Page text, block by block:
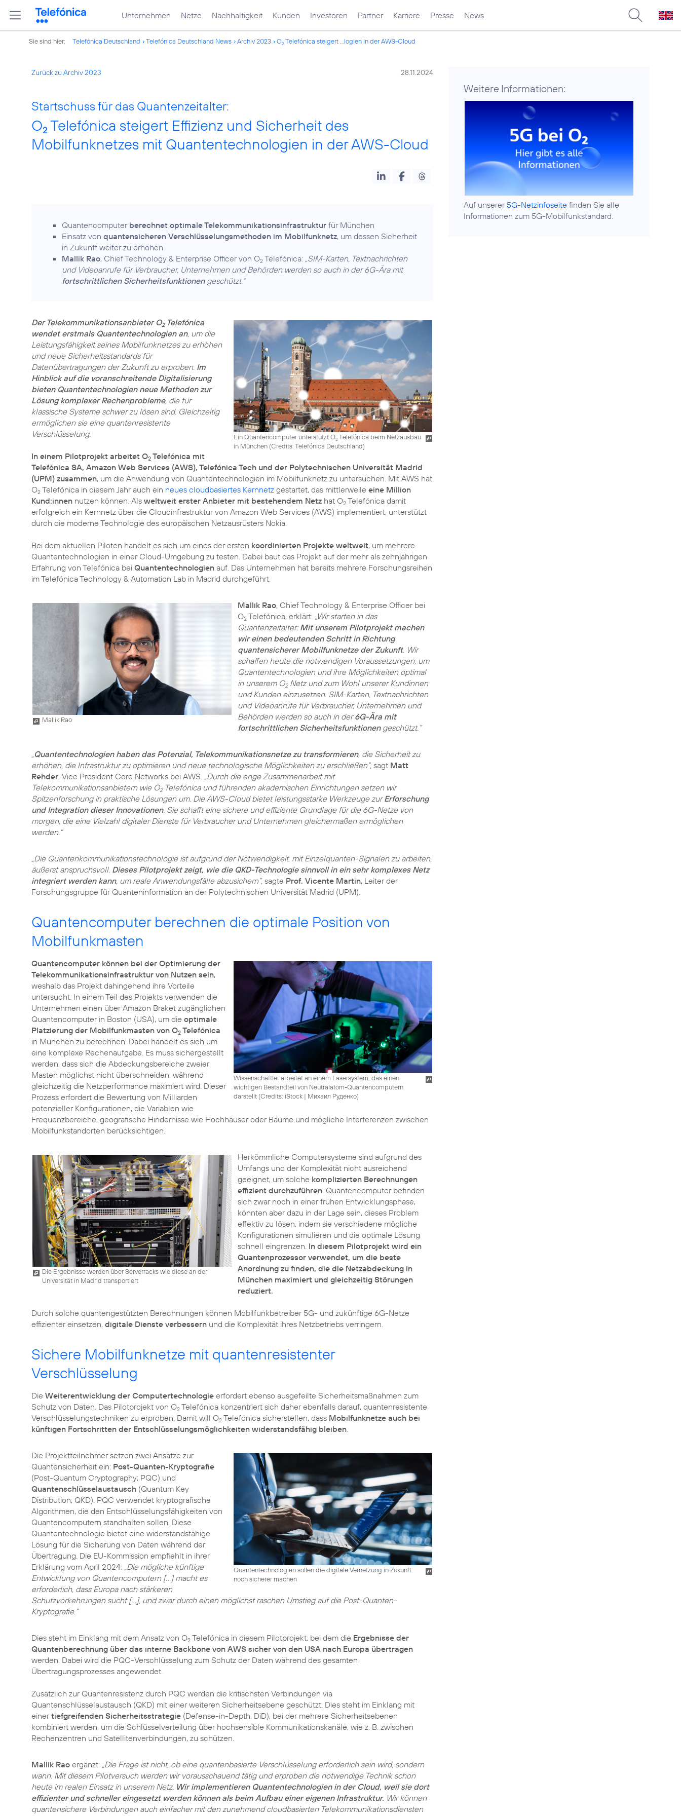
Unternehmen Netze Nachhaltigkeit Kunden Investoren Partner Karriere Presse News
Sie sind hier: Telefónica Deutschland Telefónica Deutschland News Archiv 2023 O2Telefónica steigert ...logien in der AWS-Cloud
Zurück zu Archiv 2023 28.11.2024
Startschuss für das Quantenzeitalter:
O2 Telefónica steigert Effizienz und Sicherheit des
Mobilfunknetzes mit Quantentechnologien in der AWS-Cloud
Quantencomputer berechnet optimale Telekommunikationsinfrastruktur für München
Einsatz von quantensicheren Verschlüsselungsmethoden im Mobilfunknetz, um dessen Sicherheit
in Zukunft weiter zu erhöhen
Mallik Rao, Chief Technology & Enterprise Officer von O2 Telefónica: „SIM-Karten, Textnachrichten
und Videoanrufe für Verbraucher, Unternehmen und Behörden werden so auch in der 6G-Ära mit
fortschrittlichen Sicherheitsfunktionengeschützt.“
Ein Quantencomputer unterstützt O2Telefónica beim Netzausbau
in München (Credits: Telefónica Deutschland)
Der Telekommunikationsanbieter O2Telefónica
wendet erstmals Quantentechnologien an, um die
Leistungsfähigkeit seines Mobilfunknetzes zu erhöhen
und neue Sicherheitsstandards für
Datenübertragungen der Zukunft zu erproben. Im
Hinblick auf die voranschreitende Digitalisierung
bieten Quantentechnologien neue Methoden zur
Lösung komplexer Rechenprobleme, die für
klassische Systeme schwer zu lösen sind. Gleichzeitig
ermöglichen sie eine quantenresistente
Verschlüsselung.
In einem Pilotprojekt arbeitet O2 Telefónica mit
Telefónica SA, Amazon Web Services (AWS), Telefónica Tech und der Polytechnischen Universität Madrid
(UPM) zusammen, um die Anwendung von Quantentechnologien im Mobilfunknetz zu untersuchen. Mit AWS hat
O2 Telefónica in diesem Jahr auch ein neues cloudbasiertes Kernnetz gestartet, das mittlerweile eine Million
Kund:innen nutzen können. Als weltweit erster Anbieter mit bestehendem Netz hat O2 Telefónica damit
erfolgreich ein Kernnetz über die Cloudinfrastruktur von Amazon Web Services (AWS) implementiert, unterstützt
durch die moderne Technologie des europäischen Netzausrüsters Nokia.
Bei dem aktuellen Piloten handelt es sich um eines der ersten koordinierten Projekte weltweit, um mehrere
Quantentechnologien in einer Cloud-Umgebung zu testen. Dabei baut das Projekt auf der mehr als zehnjährigen
Erfahrung von Telefónica bei Quantentechnologien auf. Das Unternehmen hat bereits mehrere Forschungsreihen
im Telefónica Technology & Automation Lab in Madrid durchgeführt.
Mallik Rao
Mallik Rao, Chief Technology & Enterprise Officer bei
O2Telefónica, erklärt: „Wir starten in das
Quantenzeitalter: Mit unserem Pilotprojekt machen
wir einen bedeutenden Schritt in Richtung
quantensicherer Mobilfunknetze der Zukunft. Wir
schaffen heute die notwendigen Voraussetzungen, um
Quantentechnologien und ihre Möglichkeiten optimal
in unserem O2Netz und zum Wohl unserer Kundinnen
und Kunden einzusetzen. SIM-Karten, Textnachrichten
und Videoanrufe für Verbraucher, Unternehmen und
Behörden werden so auch in der6G-Ära mit
fortschrittlichen Sicherheitsfunktionengeschützt.“
„Quantentechnologien haben das Potenzial, Telekommunikationsnetze zu transformieren, die Sicherheit zu
erhöhen, die Infrastruktur zu optimieren und neue technologische Möglichkeiten zu erschließen“, sagt Matt
Rehder, Vice President Core Networks bei AWS. „Durch die enge Zusammenarbeit mit
Telekommunikationsanbietern wie O2Telefónica und führenden akademischen Einrichtungen setzen wir
Spitzenforschung in praktische Lösungen um. Die AWS-Cloud bietet leistungsstarke Werkzeuge zurErforschung
und Integration dieser Innovationen. Sie schafft eine sichere und effiziente Grundlage für die 6G-Netze von
morgen, die eine Vielzahl digitaler Dienste für Verbraucher und Unternehmen gleichermaßen ermöglichen
werden."
„Die Quantenkommunikationstechnologie ist aufgrund der Notwendigkeit, mit Einzelquanten-Signalen zu arbeiten,
äußerst anspruchsvoll. Dieses Pilotprojekt zeigt, wie die QKD-Technologie sinnvoll in ein sehr komplexes Netz
integriert werden kann, um reale Anwendungsfälle abzusichern“, sagte Prof. Vicente Martin, Leiter der
Forschungsgruppe für Quanteninformation an der Polytechnischen Universität Madrid (UPM).
Quantencomputer berechnen die optimale Position von
Mobilfunkmasten
Wissenschaftler arbeitet an einem Lasersystem, das einen
wichtigen Bestandteil von Neutralatom-Quantencomputern
darstellt (Credits: iStock | Михаил Руденко)
Quantencomputer können bei der Optimierung der
Telekommunikationsinfrastruktur von Nutzen sein,
weshalb das Projekt dahingehend ihre Vorteile
untersucht. In einem Teil des Projekts verwenden die
Unternehmen einen über Amazon Braket zugänglichen
Quantencomputer in Boston (USA), um die optimale
Platzierung der Mobilfunkmasten von O2 Telefónica
in München zu berechnen. Dabei handelt es sich um
eine komplexe Rechenaufgabe. Es muss sichergestellt
werden, dass sich die Abdeckungsbereiche zweier
Masten möglichst nicht überschneiden, während
gleichzeitig die Netzperformance maximiert wird. Dieser
Prozess erfordert die Bewertung von Milliarden
potenzieller Konfigurationen, die Variablen wie
Frequenzbereiche, geografische Hindernisse wie Hochhäuser oder Bäume und mögliche Interferenzen zwischen
Mobilfunkstandorten berücksichtigen.
Die Ergebnisse werden über Serverracks wie diese an der
Universität in Madrid transportiert
Herkömmliche Computersysteme sind aufgrund des
Umfangs und der Komplexität nicht ausreichend
geeignet, um solche komplizierten Berechnungen
effizient durchzuführen. Quantencomputer befinden
sich zwar noch in einer frühen Entwicklungsphase,
könnten aber dazu in der Lage sein, dieses Problem
effektiv zu lösen, indem sie verschiedene mögliche
Konfigurationen simulieren und die optimale Lösung
schnell eingrenzen. In diesem Pilotprojekt wird ein
Quantenprozessor verwendet, um die beste
Anordnung zu finden, die die Netzabdeckung in
München maximiert und gleichzeitig Störungen
reduziert.
Durch solche quantengestützten Berechnungen können Mobilfunkbetreiber 5G- und zukünftige 6G-Netze
effizienter einsetzen, digitale Dienste verbessern und die Komplexität ihres Netzbetriebs verringern.
Sichere Mobilfunknetze mit quantenresistenter
Verschlüsselung
Die Weiterentwicklung der Computertechnologie erfordert ebenso ausgefeilte Sicherheitsmaßnahmen zum
Schutz von Daten. Das Pilotprojekt von O2 Telefónica konzentriert sich daher ebenfalls darauf, quantenresistente
Verschlüsselungstechniken zu erproben. Damit will O2 Telefónica sicherstellen, dass Mobilfunknetze auch bei
künftigen Fortschritten der Entschlüsselungsmöglichkeiten widerstandsfähig bleiben.
Quantentechnologien sollen die digitale Vernetzung in Zukunft
noch sicherer machen
Die Projektteilnehmer setzen zwei Ansätze zur
Quantensicherheit ein: Post-Quanten-Kryptografie
(Post-Quantum Cryptography; PQC) und
Quantenschlüsselaustausch (Quantum Key
Distribution; QKD). PQC verwendet kryptografische
Algorithmen, die den Entschlüsselungsfähigkeiten von
Quantencomputern standhalten sollen. Diese
Quantentechnologie bietet eine widerstandsfähige
Lösung für die Sicherung von Daten während der
Übertragung. Die EU-Kommission empfiehlt in ihrer
Erklärung vom April 2024: „Die mögliche künftige
Entwicklung von Quantencomputern [...] macht es
erforderlich, dass Europa nach stärkeren
Schutzvorkehrungen sucht […], und zwar durch einen möglichst raschen Umstieg auf die Post-Quanten-
Kryptografie.“
Dies steht im Einklang mit dem Ansatz von O2 Telefónica in diesem Pilotprojekt, bei dem die Ergebnisse der
Quantenberechnung über das interne Backbone von AWS sicher von den USA nach Europa übertragen
werden. Dabei wird die PQC-Verschlüsselung zum Schutz der Daten während des gesamten
Übertragungsprozesses angewendet.
Zusätzlich zur Quantenresistenz durch PQC werden die kritischsten Verbindungen via
Quantenschlüsselaustausch (QKD) mit einer weiteren Sicherheitsebene geschützt. Dies steht im Einklang mit
einertiefgreifenden Sicherheitsstrategie (Defense-in-Depth; DiD), bei der mehrere Sicherheitsebenen
kombiniert werden, um die Schlüsselverteilung über hochsensible Kommunikationskanäle, wie z. B. zwischen
Rechenzentren und Satellitenverbindungen, zu schützen.
Mallik Rao ergänzt: „Die Frage ist nicht, ob eine quantenbasierte Verschlüsselung erforderlich sein wird, sondern
wann. Mit diesem Pilotversuch werden wir vorausschauend tätig und erproben die notwendige Technik schon
heute im realen Einsatz in unserem Netz. Wir implementieren Quantentechnologien in der Cloud, weil sie dort
effizienter und schneller eingesetzt werden können als beim Aufbau einer eigenen Infrastruktur. Wir können
quantensichere Verbindungen auch einfacher mit den zunehmend cloudbasierten Telekommunikationsdiensten
Weitere Informationen:
Auf unserer 5G-Netzinfoseite finden Sie alle
Informationen zum 5G-Mobilfunkstandard.